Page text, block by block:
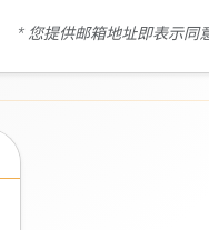
* 您提供邮箱地址即表示同